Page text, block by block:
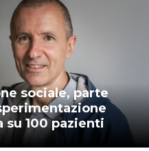
sociale, parte
su 100 pazienti